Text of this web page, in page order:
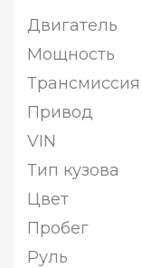
Двигатель
Мощность
Трансмиссия
Привод
VIN
Тип кузова
Цвет
Пробег
Руль